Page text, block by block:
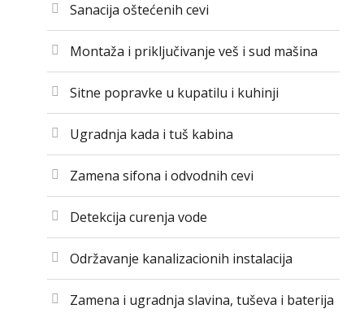
Sanacija oštećenih cevi
Montaža i priključivanje veš i sud mašina
Sitne popravke u kupatilu i kuhinji
Ugradnja kada i tuš kabina
Zamena sifona i odvodnih cevi
Detekcija curenja vode
Održavanje kanalizacionih instalacija
Zamena i ugradnja slavina, tuševa i baterija